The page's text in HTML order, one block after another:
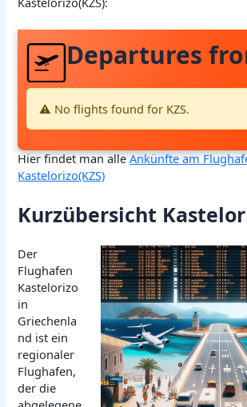
Departures
⚠️ No flights found for KZS.
Hier findet man alleAnkünfte am
Kastelorizo(KZS)
Kurzübersicht
Der
Flughafen
Kastelorizo
in
Griechenla
nd ist ein
regionaler
Flughafen,
der die